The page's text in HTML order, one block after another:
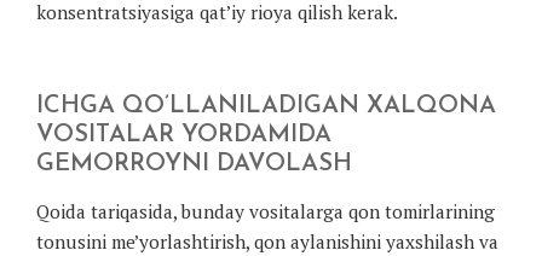
konsentratsiyasiga qat’iy rioya qilish kerak.
ICHGA QO’LLANILADIGAN XALQONA
VOSITALAR YORDAMIDA
GEMORROYNI DAVOLASH
Qoida tariqasida, bunday vositalarga qon tomirlarining
tonusini me’yorlashtirish, qon aylanishini yaxshilash va